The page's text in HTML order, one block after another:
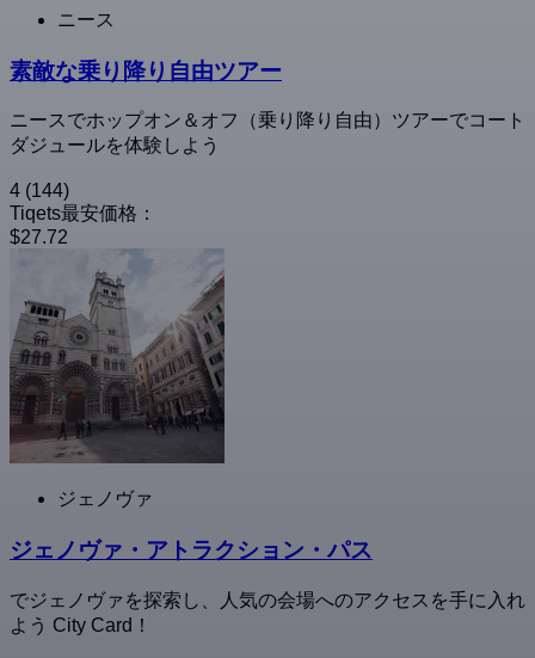
ニース
素敵な乗り降り自由ツアー
ニースでホップオン＆オフ（乗り降り自由）ツアーでコート
ダジュールを体験しよう
4 (144)
Tiqets最安価格：
$27.72
ジェノヴァ
ジェノヴァ・アトラクション・パス
でジェノヴァを探索し、人気の会場へのアクセスを手に入れ
よう City Card！